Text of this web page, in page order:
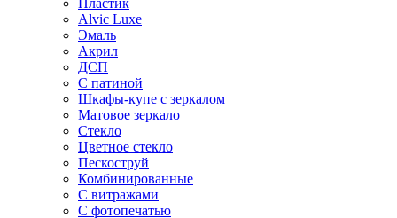
Пластик
Alvic Luxe
Эмаль
Акрил
ДСП
С патиной
Шкафы-купе с зеркалом
Матовое зеркало
Стекло
Цветное стекло
Пескоструй
Комбинированные
С витражами
С фотопечатью